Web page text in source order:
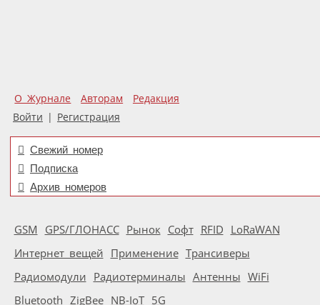
О Журнале Авторам
Редакция
Войти | Регистрация
Свежий номер
Подписка
Архив номеров
GSM GPS/ГЛОНАСС Рынок Софт RFID LoRaWAN
Интернет вещей Применение Трансиверы
Радиомодули Радиотерминалы Антенны WiFi
Bluetooth ZigBee NB-IoT 5G